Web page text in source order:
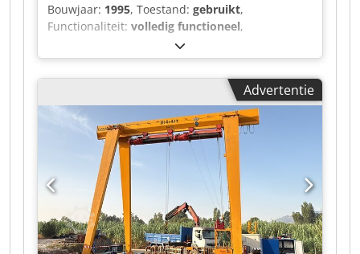
Bouwjaar: 1995, Toestand: gebruikt,
Functionaliteit: volledig functioneel,
machine-/voertuignummer:
aanbrengmachine, type ZP 9290 - Inhoud tank:
90 liter - Verwarmingsvermogen: 5,5 kW -
Smeltcapaciteit: 12 kg - Elektrische aansluiting:
400 V Dodpfxozrm Hle Anmeck - Schema en
bedieningshandleidingen/overige documenten
zijn als bijlage beschikbaar of aanwezig.
Bezichtiging na afspraak in 06502 Thale.
Advertentie